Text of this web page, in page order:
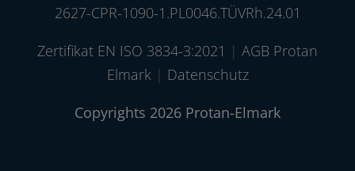
2627-CPR-1090-1.PL0046.TÜVRh.24.01
Zertifikat EN ISO 3834-3:2021 | AGB Protan
Elmark| Datenschutz
Copyrights 2026 Protan-Elmark